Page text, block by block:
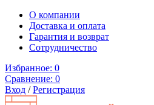
О компании
Доставка и оплата
Гарантия и возврат
Сотрудничество
Избранное: 0
Сравнение: 0
Вход /Регистрация